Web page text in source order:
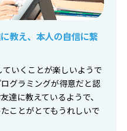
教え、本人の自信に繋
いくことが楽しいようで
グラミングが得意だと認
達に教えているようで、
ことがとてもうれしいで